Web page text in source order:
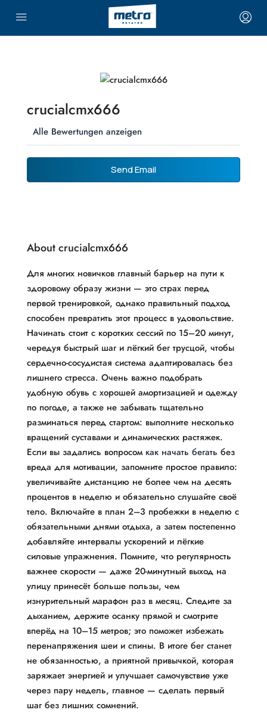
crucialcmx666
Alle Bewertungen anzeigen
Send Email
About crucialcmx666
Для многих новичков главный барьер на пути к
здоровому образу жизни — это страх перед
первой тренировкой, однако правильный подход
способен превратить этот процесс в удовольствие.
Начинать стоит с коротких сессий по 15–20 минут,
чередуя быстрый шаг и лёгкий бег трусцой, чтобы
сердечно-сосудистая система адаптировалась без
лишнего стресса. Очень важно подобрать
удобную обувь с хорошей амортизацией и одежду
по погоде, а также не забывать тщательно
разминаться перед стартом: выполните несколько
вращений суставами и динамических растяжек.
Если вы задались вопросом как начать бегать без
вреда для мотивации, запомните простое правило:
увеличивайте дистанцию не более чем на десять
процентов в неделю и обязательно слушайте своё
тело. Включайте в план 2–3 пробежки в неделю с
обязательными днями отдыха, а затем постепенно
добавляйте интервалы ускорений и лёгкие
силовые упражнения. Помните, что регулярность
важнее скорости — даже 20-минутный выход на
улицу принесёт больше пользы, чем
изнурительный марафон раз в месяц. Следите за
дыханием, держите осанку прямой и смотрите
вперёд на 10–15 метров; это поможет избежать
перенапряжения шеи и спины. В итоге бег станет
не обязанностью, а приятной привычкой, которая
заряжает энергией и улучшает самочувствие уже
через пару недель, главное — сделать первый
шаг без лишних сомнений.